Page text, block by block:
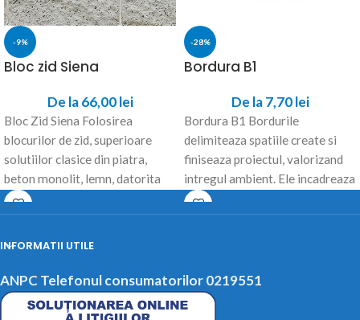
-9%
Bloc zid Siena
De la 66,00lei
Bloc Zid Siena Folosirea
blocurilor de zid, superioare
solutiilor clasice din piatra,
beton monolit, lemn, datorita
timpului scurt de montaj,
-28%
Bordura B1
De la 7,70lei
Bordura B1 Bordurile
delimiteaza spatiile create si
finiseaza proiectul, valorizand
intregul ambient. Ele incadreaza
si dau forma concreta aleilor,
strazilor,
INFORMATII UTILE
ANPC Telefonul consumatorilor 0219551